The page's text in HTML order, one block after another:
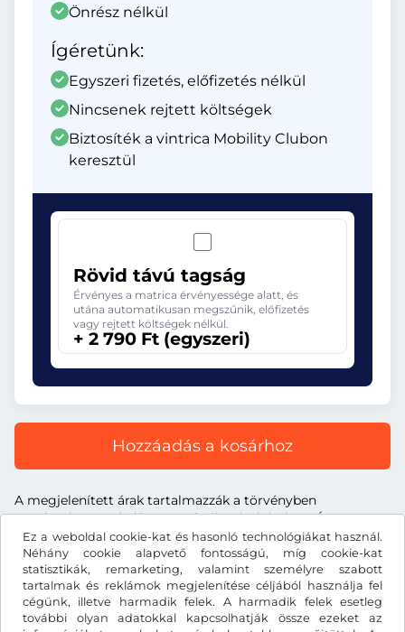
Ez a weboldal cookie-kat és hasonló technológiákat használ.
Néhány cookie alapvető fontosságú, míg cookie-kat
statisztikák, remarketing, valamint személyre szabott
tartalmak és reklámok megjelenítése céljából használja fel
cégünk, illetve harmadik felek. A harmadik felek esetleg
további olyan adatokkal kapcsolhatják össze ezeket az
Önrész nélkül
Ígéretünk:
Egyszeri fizetés, előfizetés nélkül
Nincsenek rejtett költségek
Biztosíték a vintrica Mobility Clubon
keresztül
Rövid távú tagság
Érvényes a matrica érvényessége alatt, és
utána automatikusan megszűnik, előfizetés
vagy rejtett költségek nélkül.
+ 2 790 Ft (egyszeri)
Hozzáadás a kosárhoz
A megjelenített árak tartalmazzák a törvényben
meghatározott útdíjat, a szolgáltatás árát és az ÁFA-t.
FtHUF